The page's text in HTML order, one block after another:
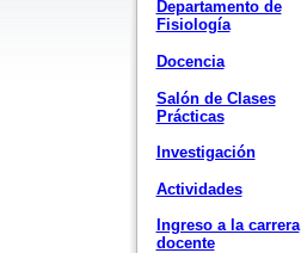
Departamento de
Fisiología
Docencia
Salón de Clases
Prácticas
Investigación
Actividades
Ingreso a la carrera
docente